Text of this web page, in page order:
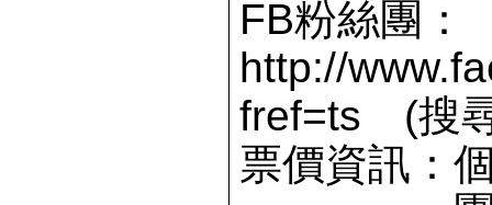
FB粉絲團：
http://
fref=ts (搜
票價資訊：